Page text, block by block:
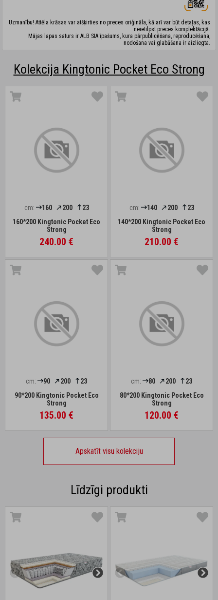
Uzmanību! Attēla krāsas var atšķirties no preces oriģināla, kā arī var būt detaļas, kas
neietilpst preces komplektācijā.
Mājas lapas saturs ir ALB SIA īpašums, kura pārpublicēšana, reproducēšana,
nodošana vai glabāšana ir aizliegta.
Kolekcija Kingtonic Pocket Eco Strong
cm: 160 200
23
160*200 Kingtonic Pocket Eco
Strong
240.00 €
cm: 140 200
23
140*200 Kingtonic Pocket Eco
Strong
210.00 €
cm: 90 200
23
90*200 Kingtonic Pocket Eco
Strong
135.00 €
cm: 80 200
23
80*200 Kingtonic Pocket Eco
Strong
120.00 €
Apskatīt visu kolekciju
Līdzīgi produkti